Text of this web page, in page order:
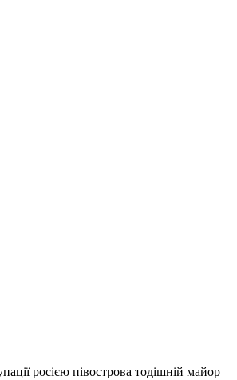
росією півострова тодішній майор